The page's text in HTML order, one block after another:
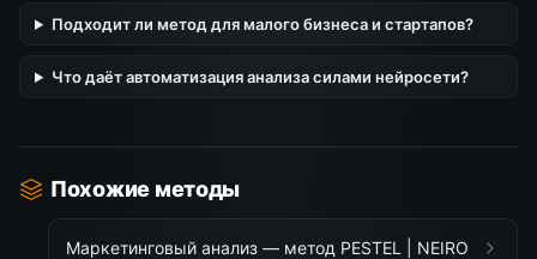
Подходит ли метод для малого бизнеса и стартапов?
Что даёт автоматизация анализа силами нейросети?
Похожие методы
Маркетинговый анализ — метод PESTEL | NEIRO